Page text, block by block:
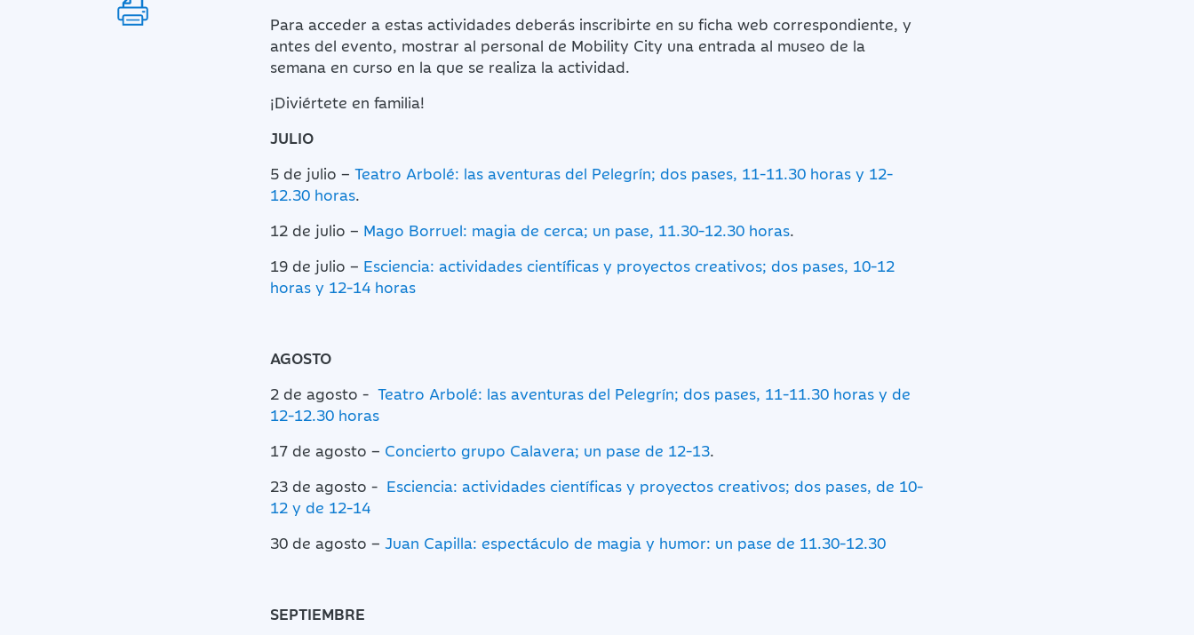
Para acceder a estas actividades deberás inscribirte en su ficha web correspondiente, y
antes del evento, mostrar al personal de Mobility City una entrada al museo de la
semana en curso en la que se realiza la actividad.
¡Diviértete en familia!
JULIO
5 de julio – Teatro Arbolé: las aventuras del Pelegrín; dos pases, 11-11.30 horas y 12-
12.30 horas.
12 de julio – Mago Borruel: magia de cerca; un pase, 11.30-12.30 horas.
19 de julio – Esciencia: actividades científicas y proyectos creativos; dos pases, 10-12
horas y 12-14 horas
AGOSTO
2 de agosto - Teatro Arbolé: las aventuras del Pelegrín; dos pases, 11-11.30 horas y de
12-12.30 horas
17 de agosto – Concierto grupo Calavera; un pase de 12-13.
23 de agosto - Esciencia: actividades científicas y proyectos creativos; dos pases, de 10-
12 y de 12-14
30 de agosto – Juan Capilla: espectáculo de magia y humor: un pase de 11.30-12.30
SEPTIEMBRE